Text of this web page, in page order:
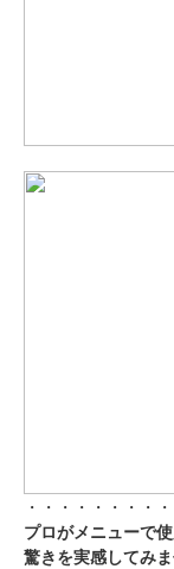
・・・・・・・・
プロがメニューで
驚きを実感してみ